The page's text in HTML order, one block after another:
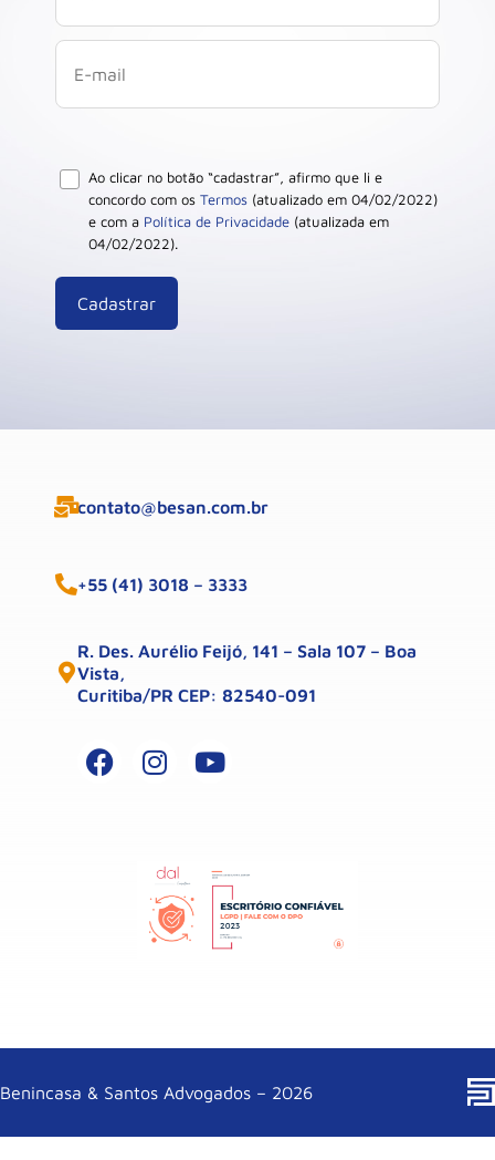
Ao clicar no botão “cadastrar”, afirmo que li e
concordo com os Termos (atualizado em 04/02/2022)
e com a Política de Privacidade (atualizada em
04/02/2022).
contato@besan.com.br
+55 (41) 3018 – 3333
R. Des. Aurélio Feijó, 141 – Sala 107 – Boa
Vista,
Curitiba/PR CEP: 82540-091
Benincasa & Santos Advogados – 2026